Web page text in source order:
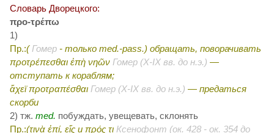
Словарь Дворецкого:
προ-τρέπω
1)
Пр.:( Гомер - только med.-pass.) обращать, поворачивать
προτρέπεσθαι ἐπὴ νηῶν Гомер (X-IX вв. до н.э.) —
отступать к кораблям;
ἄχεϊ προτραπέσθαι Гомер (X-IX вв. до н.э.) — предаться
скорби
2) тж. med. побуждать, увещевать, склонять
Пр.:(τινὰ ἐπί, εἴς и πρός τι Ксенофонт (ок. 428 - ок. 354 до